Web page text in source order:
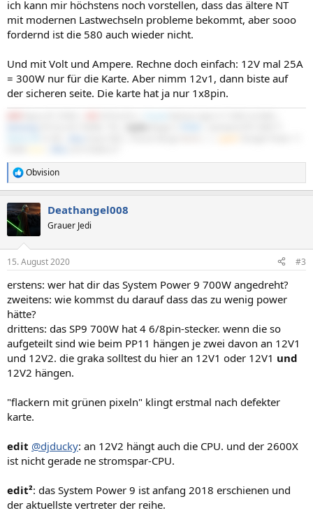
ich kann mir höchstens noch vorstellen, dass das ältere NT
mit modernen Lastwechseln probleme bekommt, aber sooo
fordernd ist die 580 auch wieder nicht.
Und mit Volt und Ampere. Rechne doch einfach: 12V mal 25A
= 300W nur für die Karte. Aber nimm 12v1, dann biste auf
der sicheren seite. Die karte hat ja nur 1x8pin.
R
e
k
t
e
:
Obvision
Deathangel008
Grauer Jedi
15. August 2020 #3
erstens: wer hat dir das System Power 9 700W angedreht?
zweitens: wie kommst du darauf dass das zu wenig power
hätte?
drittens: das SP9 700W hat 4 6/8pin-stecker. wenn die so
aufgeteilt sind wie beim PP11 hängen je zwei davon an 12V1
und 12V2. die graka solltest du hier an 12V1 oder 12V1 und
12V2 hängen.
"flackern mit grünen pixeln" klingt erstmal nach defekter
karte.
edit @djducky: an 12V2 hängt auch die CPU. und der 2600X
ist nicht gerade ne stromspar-CPU.
edit²: das System Power 9 ist anfang 2018 erschienen und
der aktuellste vertreter der reihe.